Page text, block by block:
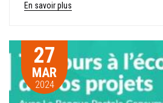
En savoir plus
27
MAR
2024